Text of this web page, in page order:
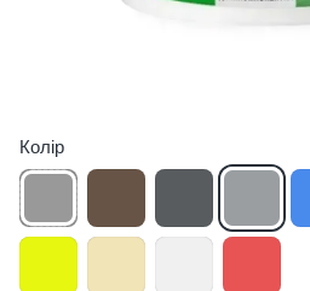
Колір